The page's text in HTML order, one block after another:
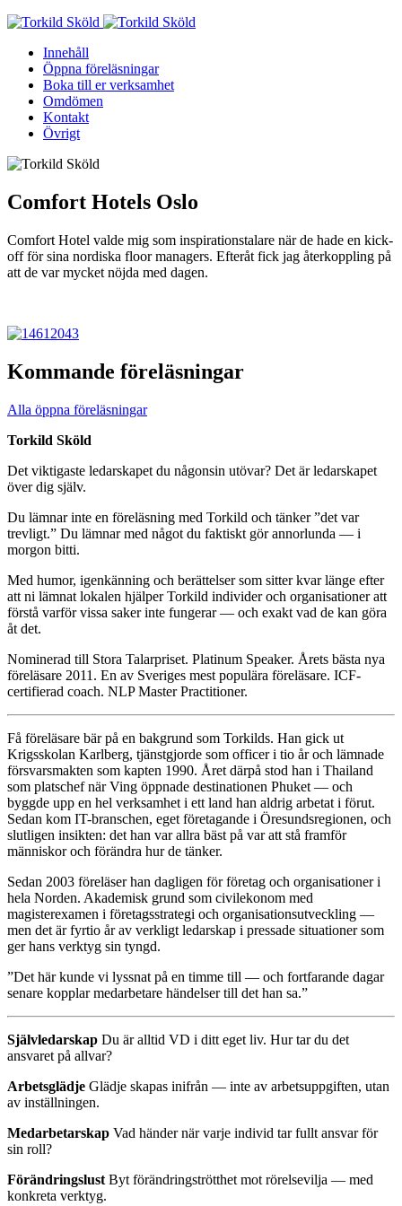
Skip
contentInnehåll
Öppna föreläsningar
Boka till er verksamhet
Omdömen
Kontakt
Övrigt
Comfort Hotels Oslo
Comfort Hotel valde mig som inspirationstalare när de hade en kick-
off för sina nordiska floor managers. Efteråt fick jag återkoppling på
att de var mycket nöjda med dagen.
Kommande föreläsningar
Alla öppna föreläsningar
Torkild Sköld
Det viktigaste ledarskapet du någonsin utövar? Det är ledarskapet
över dig själv.
Du lämnar inte en föreläsning med Torkild och tänker ”det var
trevligt.” Du lämnar med något du faktiskt gör annorlunda — i
morgon bitti.
Med humor, igenkänning och berättelser som sitter kvar länge efter
att ni lämnat lokalen hjälper Torkild individer och organisationer att
förstå varför vissa saker inte fungerar — och exakt vad de kan göra
åt det.
Nominerad till Stora Talarpriset. Platinum Speaker. Årets bästa nya
föreläsare 2011. En av Sveriges mest populära föreläsare. ICF-
certifierad coach. NLP Master Practitioner.
Få föreläsare bär på en bakgrund som Torkilds. Han gick ut
Krigsskolan Karlberg, tjänstgjorde som officer i tio år och lämnade
försvarsmakten som kapten 1990. Året därpå stod han i Thailand
som platschef när Ving öppnade destinationen Phuket — och
byggde upp en hel verksamhet i ett land han aldrig arbetat i förut.
Sedan kom IT-branschen, eget företagande i Öresundsregionen, och
slutligen insikten: det han var allra bäst på var att stå framför
människor och förändra hur de tänker.
Sedan 2003 föreläser han dagligen för företag och organisationer i
hela Norden. Akademisk grund som civilekonom med
magisterexamen i företagsstrategi och organisationsutveckling —
men det är fyrtio år av verkligt ledarskap i pressade situationer som
ger hans verktyg sin tyngd.
”Det här kunde vi lyssnat på en timme till — och fortfarande dagar
senare kopplar medarbetare händelser till det han sa.”
Självledarskap Du är alltid VD i ditt eget liv. Hur tar du det
ansvaret på allvar?
Arbetsglädje Glädje skapas inifrån — inte av arbetsuppgiften, utan
av inställningen.
Medarbetarskap Vad händer när varje individ tar fullt ansvar för
sin roll?
Förändringslust Byt förändringströtthet mot rörelsevilja — med
konkreta verktyg.